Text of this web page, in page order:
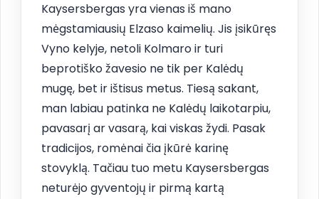
Kaysersbergas yra vienas iš mano
mėgstamiausių Elzaso kaimelių. Jis įsikūręs
Vyno kelyje, netoli Kolmaro ir turi
beprotiško žavesio ne tik per Kalėdų
mugę, bet ir ištisus metus. Tiesą sakant,
man labiau patinka ne Kalėdų laikotarpiu,
pavasarį ar vasarą, kai viskas žydi. Pasak
tradicijos, romėnai čia įkūrė karinę
stovyklą. Tačiau tuo metu Kaysersbergas
neturėjo gyventojų ir pirmą kartą